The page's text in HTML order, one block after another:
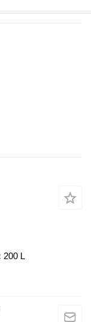
200 L